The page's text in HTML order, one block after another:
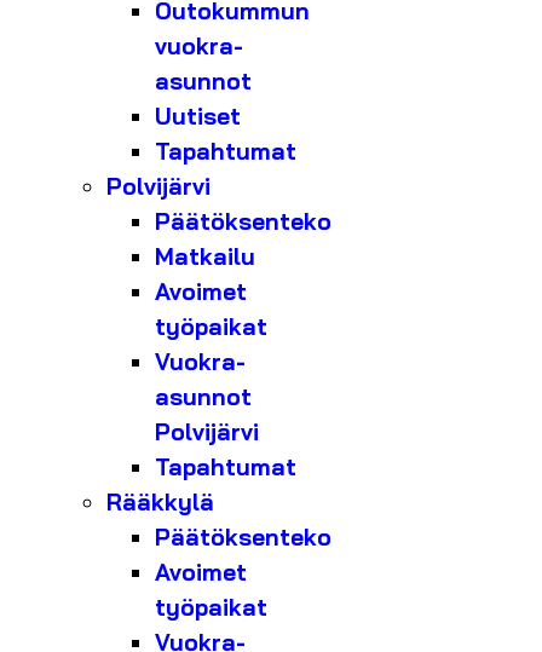
Outokummun
vuokra-
asunnot
Uutiset
Tapahtumat
Polvijärvi
Päätöksenteko
Matkailu
Avoimet
työpaikat
Vuokra-
asunnot
Polvijärvi
Tapahtumat
Rääkkylä
Päätöksenteko
Avoimet
työpaikat
Vuokra-